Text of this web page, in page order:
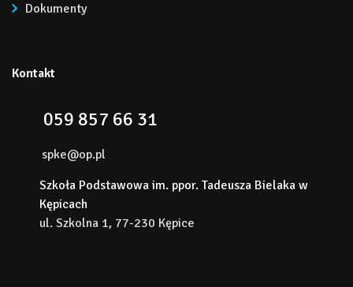
Dokumenty
Kontakt
059 857 66 31
spke@op.pl
Szkoła Podstawowa im. ppor. Tadeusza Bielaka w
Kępicach
ul. Szkolna 1, 77-230 Kępice